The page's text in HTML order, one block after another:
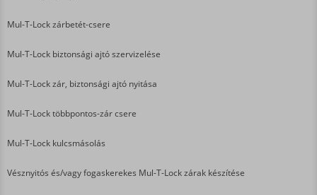
Mul-T-Lock zárbetét-csere
Mul-T-Lock biztonsági ajtó szervizelése
Mul-T-Lock zár, biztonsági ajtó nyitása
Mul-T-Lock többpontos-zár csere
Mul-T-Lock kulcsmásolás
Vésznyitós és/vagy fogaskerekes Mul-T-Lock zárak készítése